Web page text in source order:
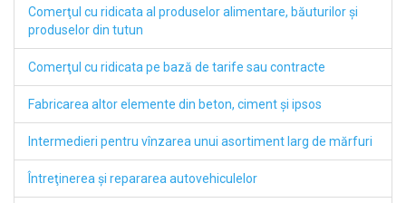
Comerţul cu ridicata al produselor alimentare, băuturilor şi
produselor din tutun
Comerţul cu ridicata pe bază de tarife sau contracte
Fabricarea altor elemente din beton, ciment şi ipsos
Intermedieri pentru vînzarea unui asortiment larg de mărfuri
Întreţinerea şi repararea autovehiculelor